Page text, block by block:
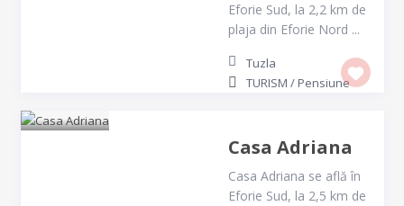
Eforie Sud, la 2,2 km de
plaja din Eforie Nord ...
Tuzla
TURISM / Pensiune
Casa Adriana
Casa Adriana se află în
Eforie Sud, la 2,5 km de